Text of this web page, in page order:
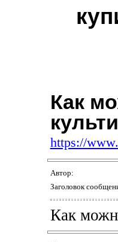
Как
https://
Автор:
Заголовок
Как